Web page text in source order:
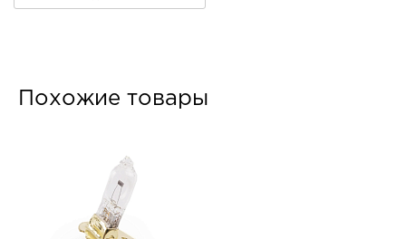
Похожие товары